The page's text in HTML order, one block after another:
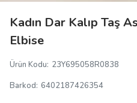
Kadın Dar Kalıp Taş
Elbise
Ürün Kodu: 23Y695058R0838
Barkod: 6402187426354